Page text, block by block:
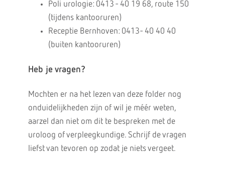
Poli urologie: 0413 - 40 19 68, route 150
(tijdens kantooruren)
Receptie Bernhoven: 0413- 40 40 40
(buiten kantooruren)
Heb je vragen?
Mochten er na het lezen van deze folder nog
onduidelijkheden zijn of wil je méér weten,
aarzel dan niet om dit te bespreken met de
uroloog of verpleegkundige. Schrijf de vragen
liefst van tevoren op zodat je niets vergeet.